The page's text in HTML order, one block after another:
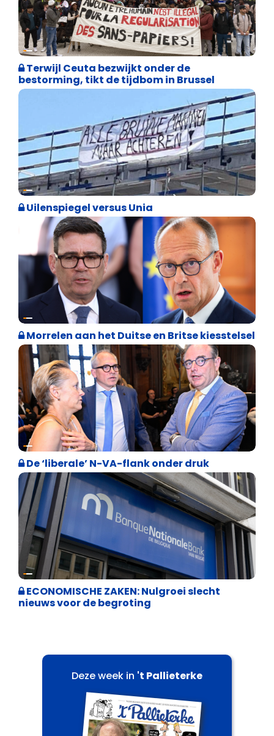
Asiel en Migratie
Terwijl Ceuta bezwijkt onder de
bestorming, tikt de tijdbom in Brussel
Cultuuroorlog
Uilenspiegel versus Unia
Internationale politiek
Morrelen aan het Duitse en Britse kiesstelsel
Binnenland politiek
De ‘liberale’ N-VA-flank onder druk
Binnenland politiek
ECONOMISCHE ZAKEN: Nulgroei slecht
nieuws voor de begroting
Deze week in 't Pallieterke